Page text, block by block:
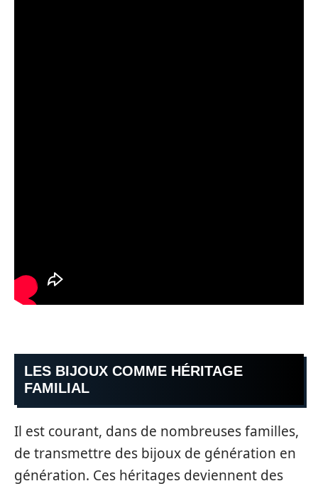
LES BIJOUX COMME HÉRITAGE
FAMILIAL
Il est courant, dans de nombreuses familles,
de transmettre des bijoux de génération en
génération. Ces héritages deviennent des